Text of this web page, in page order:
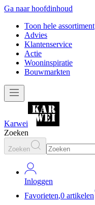
Ga naar hoofdinhoud
Toon hele assortiment
Advies
Klantenservice
Actie
Wooninspiratie
Bouwmarkten
Karwei
Zoeken
Zoeken
Inloggen
Favorieten,0 artikelen